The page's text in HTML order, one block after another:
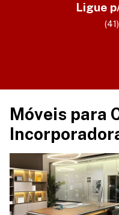
Ligue
Móveis para